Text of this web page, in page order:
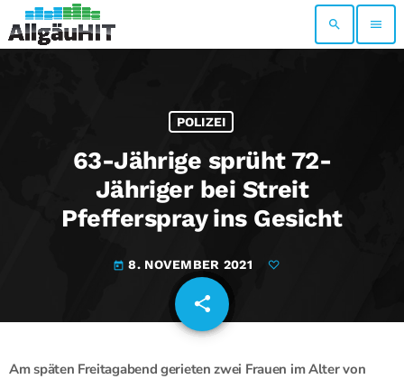
search menu
POLIZEI
63-Jährige sprüht 72-
Jähriger bei Streit
Pfefferspray ins Gesicht
today 8. NOVEMBER 2021
share
email
Am späten Freitagabend gerieten zwei Frauen im Alter von